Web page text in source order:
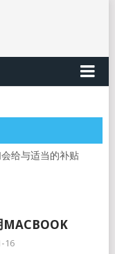
给与适当的补贴
MACBOOK
16